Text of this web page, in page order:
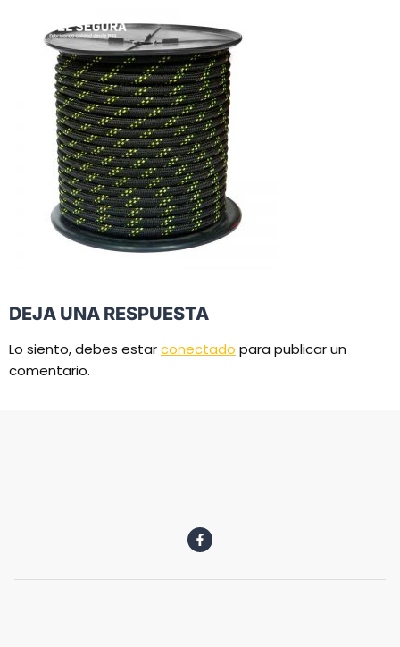
DEJA UNA RESPUESTA
Lo siento, debes estarconectado para publicar un
comentario.